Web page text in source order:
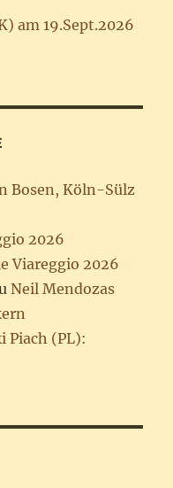
am 19.Sept.2026
Bosen, Köln-Sülz
2026
Viareggio 2026
Neil Mendozas
Piach (PL):